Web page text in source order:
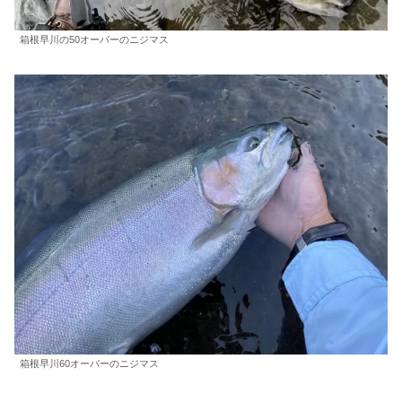
箱根早川の50オーバーのニジマス
箱根早川60オーバーのニジマス